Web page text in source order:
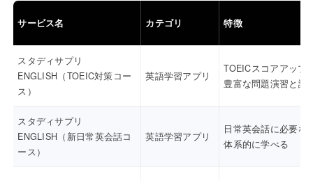
サービス名 カテゴリ 特徴
スタディサプリ
ENGLISH（TOEIC対策コー
ス）
英語学習アプリ
TOEICスコアアップ
豊富な問題演習と講
スタディサプリ
ENGLISH（新日常英会話コ
ース）
英語学習アプリ
日常英会話に必要な
体系的に学べる